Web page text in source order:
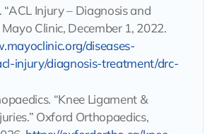
“ACL Injury – Diagnosis and
Clinic, December 1, 2022.
diseases-
injury/diagnosis-treatment/drc-
“Knee Ligament &
Oxford Orthopaedics,